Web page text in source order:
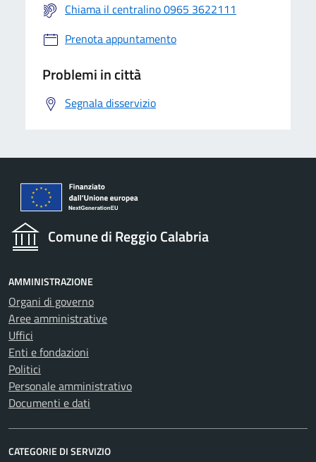
Chiama il centralino 0965 3622111
Prenota appuntamento
Problemi in città
Segnala disservizio
Comune di Reggio Calabria
AMMINISTRAZIONE
Organi di governo
Aree amministrative
Uffici
Enti e fondazioni
Politici
Personale amministrativo
Documenti e dati
CATEGORIE DI SERVIZIO